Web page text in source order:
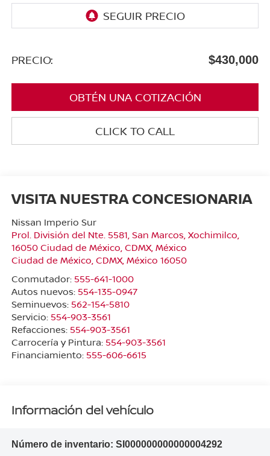
PRECIO: $430,000
OBTÉN UNA COTIZACIÓN
CLICK TO CALL
VISITA NUESTRA CONCESIONARIA
Nissan Imperio Sur
Prol. División del Nte. 5581, San Marcos, Xochimilco,
16050 Ciudad de México, CDMX, México
Ciudad de México, CDMX, México 16050
Conmutador: 555-641-1000
Autos nuevos: 554-135-0947
Seminuevos: 562-154-5810
Servicio: 554-903-3561
Refacciones: 554-903-3561
Carrocería y Pintura: 554-903-3561
Financiamiento: 555-606-6615
Información del vehículo
Número de inventario: SI000000000000004292